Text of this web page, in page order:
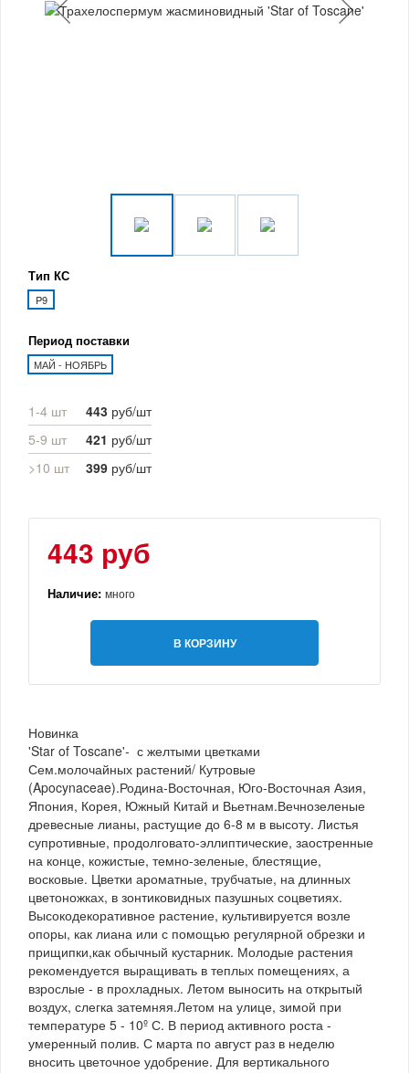
Тип КС
P9
Период поставки
МАЙ - НОЯБРЬ
1-4 шт 443 руб/шт
5-9 шт
421 руб/шт
>10 шт
399 руб/шт
443 руб
Наличие: много
В КОРЗИНУ
Новинка
'Star of Toscane'- с желтыми цветками
Сем.молочайных растений/ Кутровые
(Apocynaceae).Родина-Восточная, Юго-Восточная Азия,
Япония, Корея, Южный Китай и Вьетнам.Вечнозеленые
древесные лианы, растущие до 6-8 м в высоту. Листья
супротивные, продолговато-эллиптические, заостренные
на конце, кожистые, темно-зеленые, блестящие,
восковые. Цветки ароматные, трубчатые, на длинных
цветоножках, в зонтиковидных пазушных соцветиях.
Высокодекоративное растение, культивируется возле
опоры, как лиана или с помощью регулярной обрезки и
прищипки,как обычный кустарник. Молодые растения
рекомендуется выращивать в теплых помещениях, а
взрослые - в прохладных. Летом выносить на открытый
воздух, слегка затемняя.Летом на улице, зимой при
температуре 5 - 10º С. В период активного роста -
умеренный полив. С марта по август раз в неделю
вносить цветочное удобрение. Для вертикального